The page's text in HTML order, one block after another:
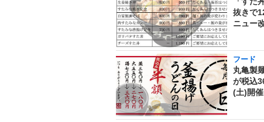
抜きで
ニュー
フード
丸亀製
が税込
(土)開催